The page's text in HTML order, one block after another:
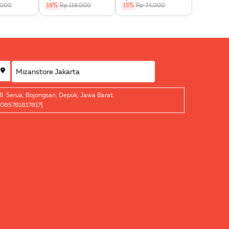
18% Rp 119,000 15% Rp 74,000
Serua, Bojongsari, Depok, Jawa Barat.
[085781817817]